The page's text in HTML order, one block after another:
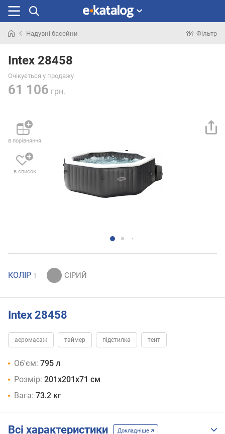
раніше
Надувні басейни Фільтр
Intex 28458
Очікується у продажу
61 106 грн.
в порівняння
в список
КОЛІР 1
Intex 28458
аеромасаж таймер підстилка тент
Об'єм: 795 л
Розмір: 201х201х71 см
Вага: 73.2 кг
Всі характеристики Докладніше